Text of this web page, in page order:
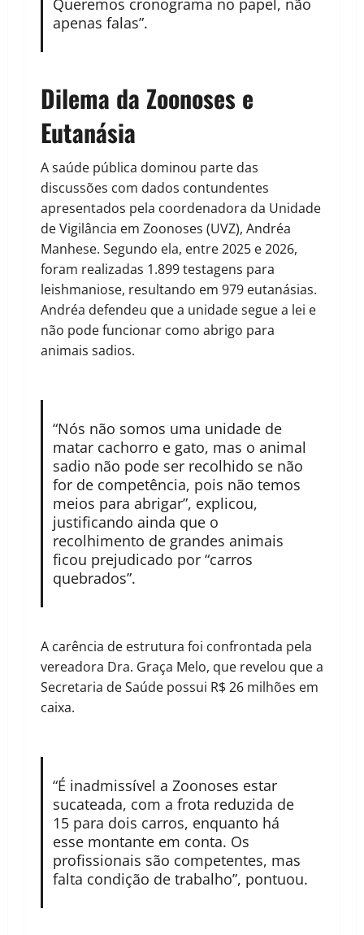
Queremos cronograma no papel, não
apenas falas”.
Dilema da Zoonoses e
Eutanásia
A saúde pública dominou parte das
discussões com dados contundentes
apresentados pela coordenadora da Unidade
de Vigilância em Zoonoses (UVZ), Andréa
Manhese. Segundo ela, entre 2025 e 2026,
foram realizadas 1.899 testagens para
leishmaniose, resultando em 979 eutanásias.
Andréa defendeu que a unidade segue a lei e
não pode funcionar como abrigo para
animais sadios.
“Nós não somos uma unidade de
matar cachorro e gato, mas o animal
sadio não pode ser recolhido se não
for de competência, pois não temos
meios para abrigar”, explicou,
justificando ainda que o
recolhimento de grandes animais
ficou prejudicado por “carros
quebrados”.
A carência de estrutura foi confrontada pela
vereadora Dra. Graça Melo, que revelou que a
Secretaria de Saúde possui R$ 26 milhões em
caixa.
“É inadmissível a Zoonoses estar
sucateada, com a frota reduzida de
15 para dois carros, enquanto há
esse montante em conta. Os
profissionais são competentes, mas
falta condição de trabalho”, pontuou.